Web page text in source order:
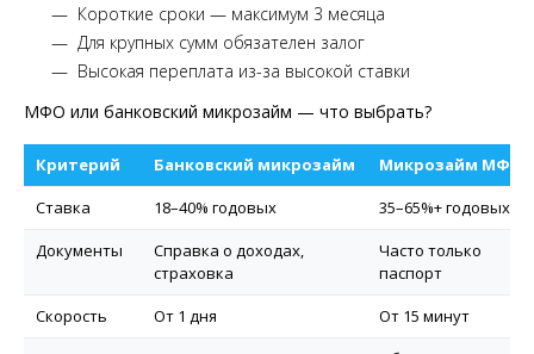
Короткие сроки — максимум 3 месяца
Для крупных сумм обязателен залог
Высокая переплата из-за высокой ставки
МФО или банковский микрозайм — что выбрать?
Критерий Банковский микрозайм
Микрозайм МФО
Ставка
18–40% годовых
35–65%+ годовых
Документы
Справка о доходах,
страховка
Часто только
паспорт
Скорость
От 1 дня
От 15 минут